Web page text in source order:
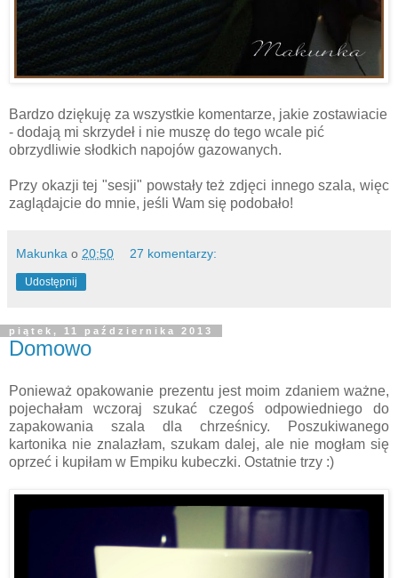
Bardzo dziękuję za wszystkie komentarze, jakie zostawiacie
- dodają mi skrzydeł i nie muszę do tego wcale pić
obrzydliwie słodkich napojów gazowanych.
Przy okazji tej "sesji" powstały też zdjęci innego szala, więc
zaglądajcie do mnie, jeśli Wam się podobało!
Makunka o 20:50 27 komentarzy:
Udostępnij
piątek, 11 października 2013
Domowo
Ponieważ opakowanie prezentu jest moim zdaniem ważne,
pojechałam wczoraj szukać czegoś odpowiedniego do
zapakowania szala dla chrześnicy. Poszukiwanego
kartonika nie znalazłam, szukam dalej, ale nie mogłam się
oprzeć i kupiłam w Empiku kubeczki. Ostatnie trzy :)